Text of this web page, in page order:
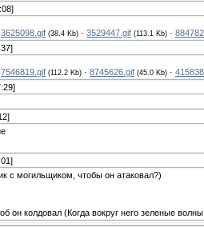
3625098.gif (38.4 Kb) · 3529447.gif (113.1 Kb) ·
7546819.gif (112.2 Kb) · 8745626.gif (45.0 Kb) ·
с могильщиком, чтобы он атаковал?)
колдовал (Когда вокруг него зеленые